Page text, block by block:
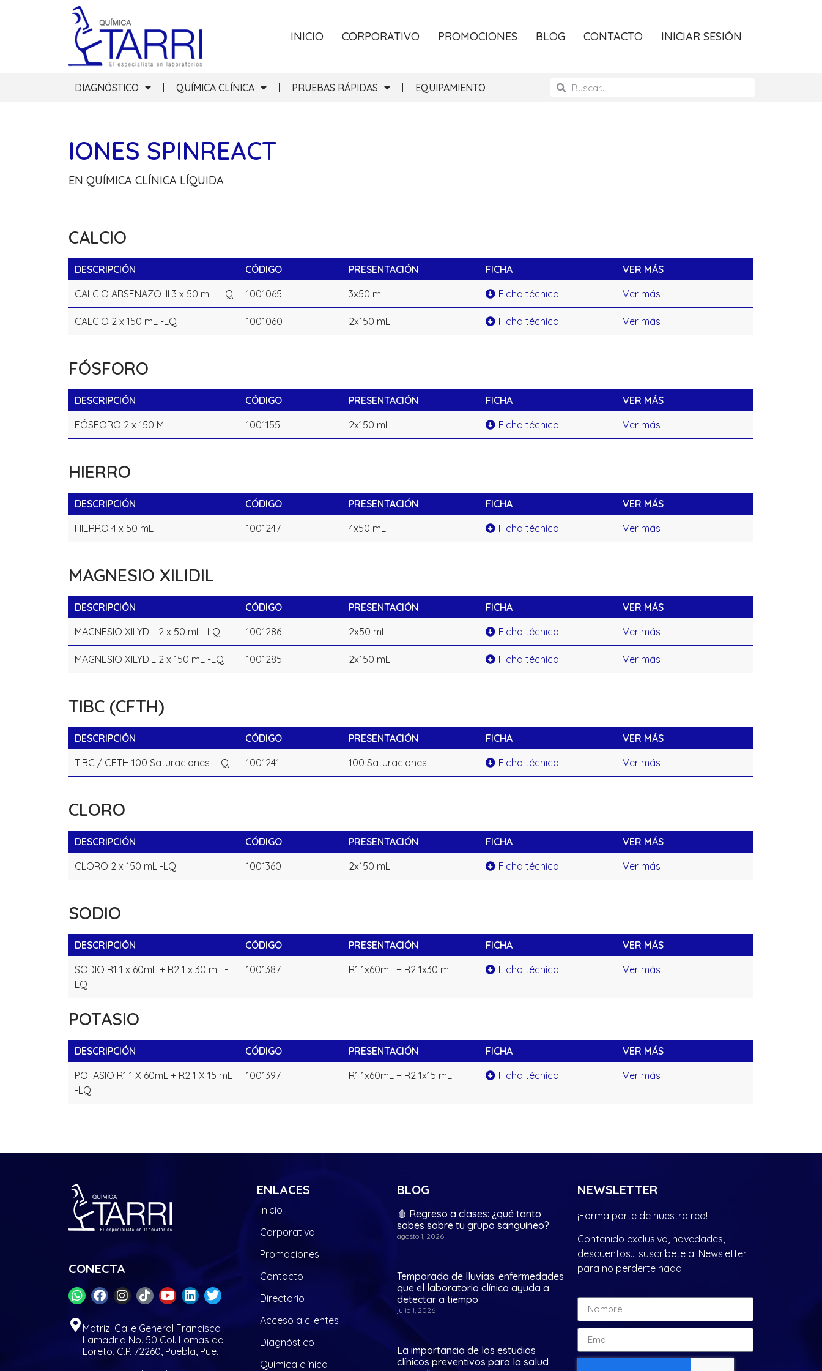
INICIO CORPORATIVO PROMOCIONES BLOG CONTACTO INICIAR SESIÓN
DIAGNÓSTICO QUÍMICA CLÍNICA PRUEBAS RÁPIDAS EQUIPAMIENTO
IONES SPINREACT
EN QUÍMICA CLÍNICA LÍQUIDA
CALCIO
DESCRIPCIÓN CÓDIGO PRESENTACIÓN FICHA
VER MÁS
CALCIO ARSENAZO III 3 x 50 mL -LQ
1001065 3x50 mL Ficha técnica Ver más
CALCIO 2 x 150 mL -LQ 1001060 2x150 mL Ficha técnica Ver más
FÓSFORO
DESCRIPCIÓN CÓDIGO PRESENTACIÓN FICHA
VER MÁS
FÓSFORO 2 x 150 ML
1001155 2x150 mL Ficha técnica Ver más
HIERRO
DESCRIPCIÓN CÓDIGO PRESENTACIÓN FICHA
VER MÁS
HIERRO 4 x 50 mL
1001247 4x50 mL Ficha técnica Ver más
MAGNESIO XILIDIL
DESCRIPCIÓN CÓDIGO PRESENTACIÓN FICHA
VER MÁS
MAGNESIO XILYDIL 2 x 50 mL -LQ
1001286 2x50 mL Ficha técnica Ver más
MAGNESIO XILYDIL 2 x 150 mL -LQ 1001285 2x150 mL Ficha técnica Ver más
TIBC (CFTH)
DESCRIPCIÓN CÓDIGO PRESENTACIÓN FICHA
VER MÁS
TIBC / CFTH 100 Saturaciones -LQ
1001241 100 Saturaciones Ficha técnica Ver más
CLORO
DESCRIPCIÓN CÓDIGO PRESENTACIÓN FICHA
VER MÁS
CLORO 2 x 150 mL -LQ
1001360 2x150 mL Ficha técnica Ver más
SODIO
DESCRIPCIÓN CÓDIGO PRESENTACIÓN FICHA
VER MÁS
SODIO R1 1 x 60mL + R2 1 x 30 mL -
LQ
1001387 R1 1x60mL + R2 1x30 mL Ficha técnica Ver más
POTASIO
DESCRIPCIÓN CÓDIGO PRESENTACIÓN FICHA
VER MÁS
POTASIO R1 1 X 60mL + R2 1 X 15 mL
-LQ
1001397 R1 1x60mL + R2 1x15 mL Ficha técnica Ver más
CONECTA
Matriz: Calle General Francisco
Lamadrid No. 50 Col. Lomas de
Loreto, C.P. 72260, Puebla, Pue.
ENLACES
Inicio
Corporativo
Promociones
Contacto
Directorio
Acceso a clientes
Diagnóstico
Química clínica
BLOG
🩸 Regreso a clases: ¿qué tanto
sabes sobre tu grupo sanguíneo?
agosto 1, 2026
Temporada de lluvias: enfermedades
que el laboratorio clínico ayuda a
detectar a tiempo
julio 1, 2026
La importancia de los estudios
clínicos preventivos para la salud
NEWSLETTER
¡Forma parte de nuestra red!
Contenido exclusivo, novedades,
descuentos… suscríbete al Newsletter
para no perderte nada.